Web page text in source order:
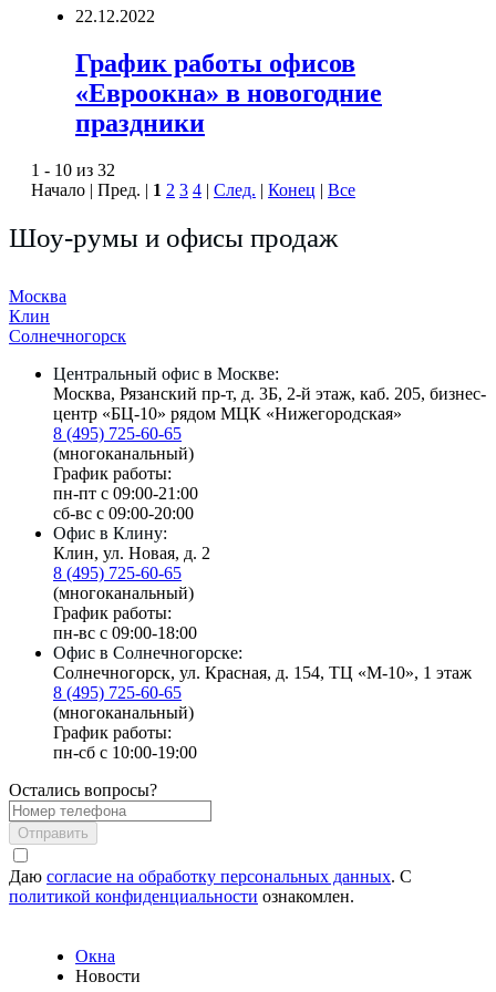
22.12.2022
График работы офисов
«Евроокна» в новогодние
праздники
1 - 10 из 32
Начало | Пред. | 1 2 3 4 | След. | Конец | Все
Шоу-румы и офисы продаж
Москва
Клин
Солнечногорск
Центральный офис в Москве:
Москва, Рязанский пр-т, д. 3Б, 2-й этаж, каб. 205, бизнес-
центр «БЦ-10» рядом МЦК «Нижегородская»
8 (495) 725-60-65
(многоканальный)
График работы:
пн-пт с 09:00-21:00
сб-вс с 09:00-20:00
Офис в Клину:
Клин, ул. Новая, д. 2
8 (495) 725-60-65
(многоканальный)
График работы:
пн-вс с 09:00-18:00
Офис в Солнечногорске:
Солнечногорск, ул. Красная, д. 154, ТЦ «М-10», 1 этаж
8 (495) 725-60-65
(многоканальный)
График работы:
пн-сб с 10:00-19:00
Остались вопросы?
Отправить
Даю согласие на обработку персональных данных. С
политикой конфиденциальности ознакомлен.
Окна
Новости